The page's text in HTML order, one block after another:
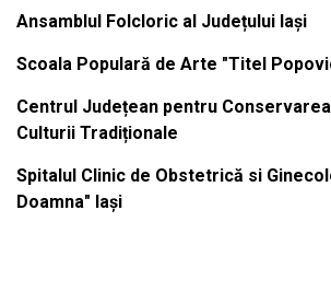
Ansamblul Folcloric al Județului Iași
Scoala Populară de Arte "Titel
Centrul Județean pentru
Culturii Tradiționale
Spitalul Clinic de Obstetrică si
Doamna" Iași